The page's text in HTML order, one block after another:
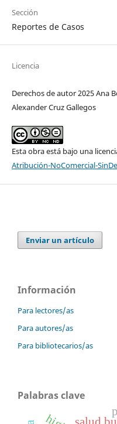
Sección
Reportes de Casos
Licencia
Derechos de autor 2025 Ana
Alexander Cruz Gallegos
Esta obra está bajo una
Atribución-NoComercial-
Enviar un artículo
Información
Para lectores/as
Para autores/as
Para bibliotecarios/as
Palabras clave